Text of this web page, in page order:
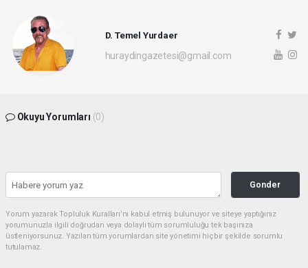
D. Temel Yurdaer
huraydingazetesi@gmail.com
Okuyu Yorumları (0)
Gonder
Yorum yazarak Topluluk Kuralları’nı kabul etmiş bulunuyor ve siteye yaptığınız
yorumunuzla ilgili doğrudan veya dolaylı tüm sorumluluğu tek başınıza
üstleniyorsunuz. Yazılan tüm yorumlardan site yönetimi hiçbir şekilde sorumlu
tutulamaz.